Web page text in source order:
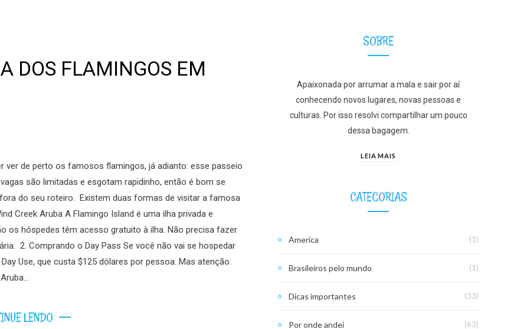
DOS FLAMINGOS EM
ver de perto os famosos flamingos, já adianto: esse passeio
são limitadas e esgotam rapidinho, então é bom se
do seu roteiro. Existem duas formas de visitar a famosa
Creek Aruba A Flamingo Island é uma ilha privada e
os hóspedes têm acesso gratuito à ilha. Não precisa fazer
2. Comprando o Day Pass Se você não vai se hospedar
Use, que custa $125 dólares por pessoa. Mas atenção:
LENDO
SOBRE
Apaixonada por arrumar a mala e sair por aí
conhecendo novos lugares, novas pessoas e
culturas. Por isso resolvi compartilhar um pouco
dessa bagagem.
LEIA MAIS
CATEGORIAS
America (1)
Brasileiros pelo mundo (1)
Dicas importantes (33)
Por onde andei (63)